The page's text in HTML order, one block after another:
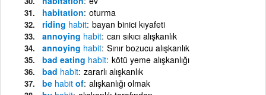
habitation oturma
riding habit bayan binici kıyafeti
annoying habit can sıkıcı alışkanlık
annoying habit Sınır bozucu alışkanlık
bad eating habit kötü yeme alışkanlığı
bad habit zararlı alışkanlık
be habit of alışkanlığı olmak